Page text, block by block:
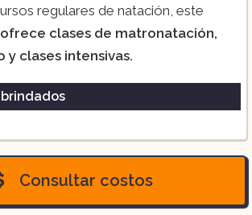
regulares de natación, este
ofrece clases de matronatación,
clases intensivas.
brindados
Consultar costos